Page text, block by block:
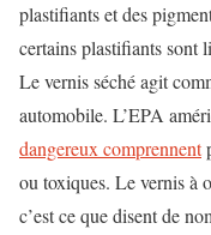
plastifiants et des
certains plastifiants sont
Le vernis séché agit
automobile. L’EPA
dangereux comprennent
ou toxiques. Le vernis à
c’est ce que disent de